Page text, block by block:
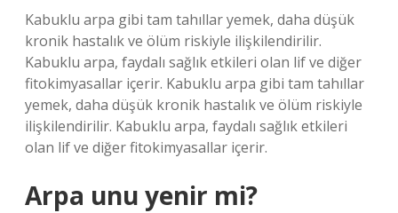
Kabuklu arpa gibi tam tahıllar yemek, daha düşük
kronik hastalık ve ölüm riskiyle ilişkilendirilir.
Kabuklu arpa, faydalı sağlık etkileri olan lif ve diğer
fitokimyasallar içerir. Kabuklu arpa gibi tam tahıllar
yemek, daha düşük kronik hastalık ve ölüm riskiyle
ilişkilendirilir. Kabuklu arpa, faydalı sağlık etkileri
olan lif ve diğer fitokimyasallar içerir.
Arpa unu yenir mi?